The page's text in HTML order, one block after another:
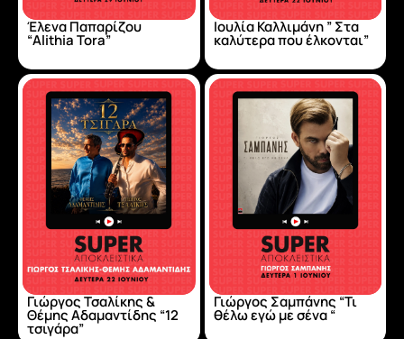
Έλενα Παπαρίζου
“Alithia Tora”
Ιουλία Καλλιμάνη ” Στα
καλύτερα που έλκονται”
Γιώργος Τσαλίκης &
Θέμης Αδαμαντίδης “12
τσιγάρα”
Γιώργος Σαμπάνης “Τι
θέλω εγώ με σένα “